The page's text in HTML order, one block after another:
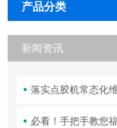
产品分类
新闻资讯
必看！手把手教您